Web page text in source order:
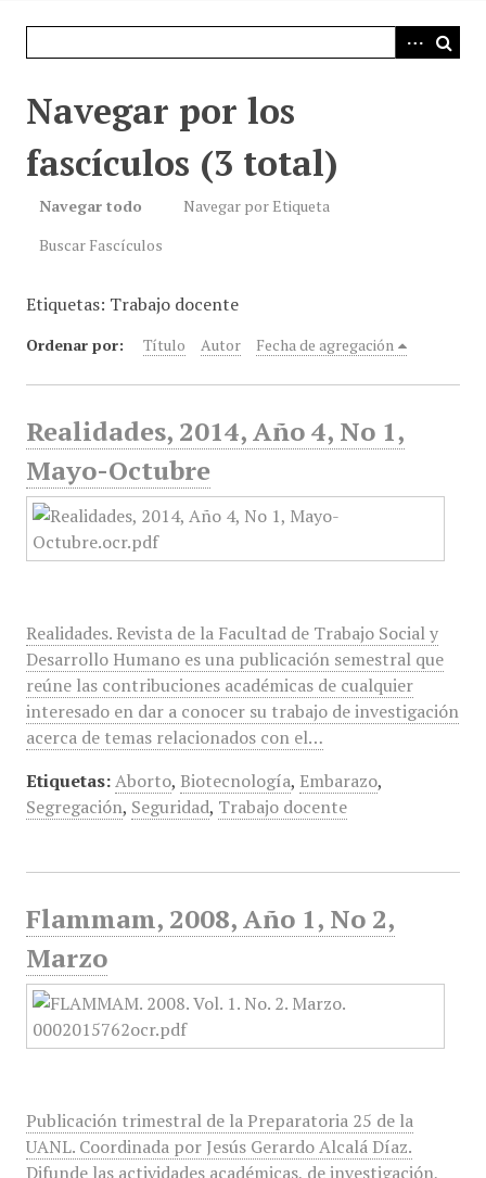
Navegar por los
fascículos (3 total)
Navegar todo
Navegar por Etiqueta
Buscar Fascículos
Etiquetas: Trabajo docente
Ordenar por: Título Autor Fecha de agregación
Realidades, 2014, Año 4, No 1,
Mayo-Octubre
Realidades. Revista de la Facultad de Trabajo Social y
Desarrollo Humano es una publicación semestral que
reúne las contribuciones académicas de cualquier
interesado en dar a conocer su trabajo de investigación
acerca de temas relacionados con el…
Etiquetas: Aborto, Biotecnología, Embarazo,
Segregación, Seguridad, Trabajo docente
Flammam, 2008, Año 1, No 2,
Marzo
Publicación trimestral de la Preparatoria 25 de la
UANL. Coordinada por Jesús Gerardo Alcalá Díaz.
Difunde las actividades académicas, de investigación,